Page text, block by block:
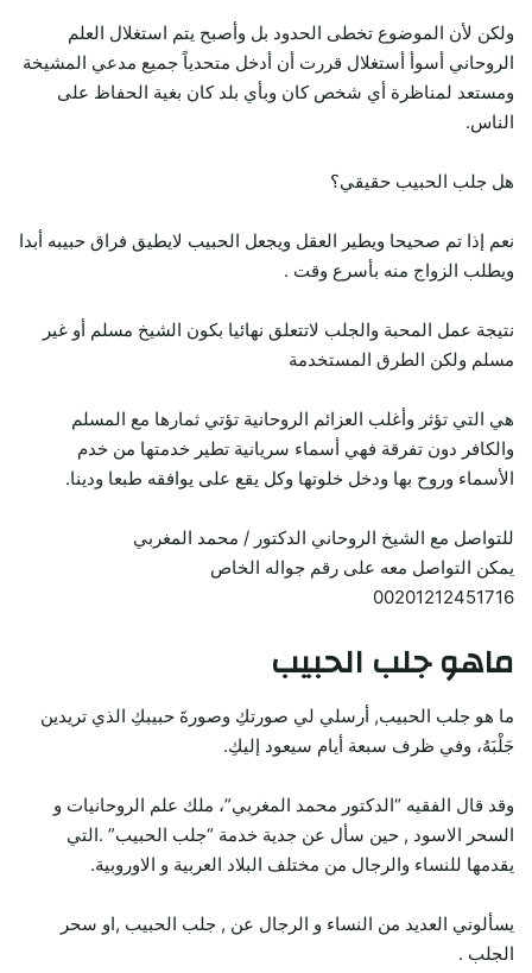
ولكن لأن الموضوع تخطى الحدود بل وأصبح يتم استغلال العلم
الروحاني أسوأ أستغلال قررت أن أدخل متحدياً جميع مدعي المشيخة
ومستعد لمناظرة أي شخص كان وبأي بلد كان بغية الحفاظ على
الناس.
هل جلب الحبيب حقيقي؟
نعم إذا تم صحيحا ويطير العقل ويجعل الحبيب لايطيق فراق حبيبه أبدا
ويطلب الزواج منه بأسرع وقت .
نتيجة عمل المحبة والجلب لاتتعلق نهائيا بكون الشيخ مسلم أو غير
مسلم ولكن الطرق المستخدمة
هي التي تؤثر وأغلب العزائم الروحانية تؤتي ثمارها مع المسلم
والكافر دون تفرقة فهي أسماء سريانية تطير خدمتها من خدم
الأسماء وروح بها ودخل خلوتها وكل يقع على يوافقه طبعا ودينا.
للتواصل مع الشيخ الروحاني الدكتور / محمد المغربي
يمكن التواصل معه على رقم جواله الخاص
00201212451716
ماهو جلب الحبيب
ما هو جلب الحبيب, أرسلي لي صورتكِ وصورةَ حبيبكِ الذي تريدين
جَلْبَهُ، وفي ظرف سبعة أيام سيعود إليكِ.
وقد قال الفقيه “الدكتور محمد المغربي”، ملك علم الروحانيات و
السحر الاسود , حين سأل عن جدية خدمة “جلب الحبيب” .التي
يقدمها للنساء والرجال من مختلف البلاد العربية و الاوروبية.
يسألوني العديد من النساء و الرجال عن , جلب الحبيب ,او سحر
الجلب .